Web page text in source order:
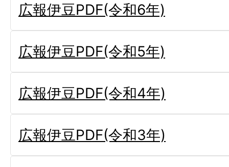
広報伊豆PDF(令和6年)
広報伊豆PDF(令和5年)
広報伊豆PDF(令和4年)
広報伊豆PDF(令和3年)